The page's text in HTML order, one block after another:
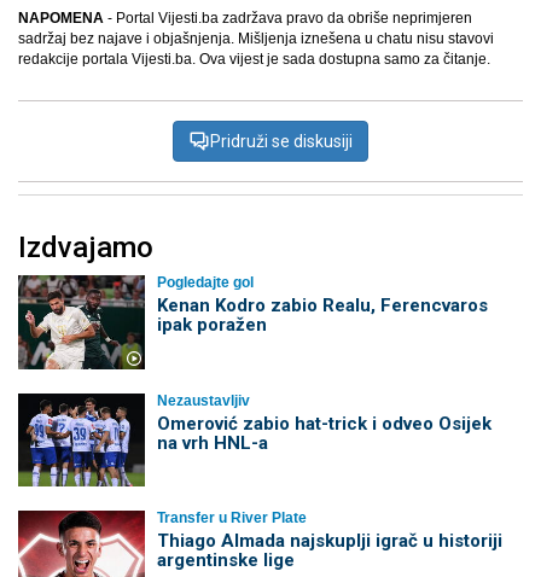
NAPOMENA - Portal Vijesti.ba zadržava pravo da obriše neprimjeren
sadržaj bez najave i objašnjenja. Mišljenja iznešena u chatu nisu stavovi
redakcije portala Vijesti.ba. Ova vijest je sada dostupna samo za čitanje.
Pridruži se diskusiji
Izdvajamo
Pogledajte gol
Kenan Kodro zabio Realu, Ferencvaros
ipak poražen
Nezaustavljiv
Omerović zabio hat-trick i odveo Osijek
na vrh HNL-a
Transfer u River Plate
Thiago Almada najskuplji igrač u historiji
argentinske lige